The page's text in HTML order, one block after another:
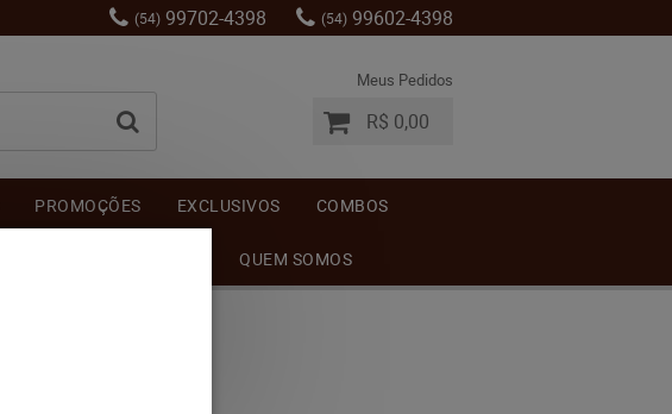
(54) 99702-4398 (54) 99602-4398
Meus Pedidos
R$ 0,00
PROMOÇÕES EXCLUSIVOS COMBOS
QUEM SOMOS